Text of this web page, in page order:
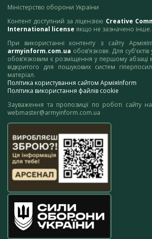
Міністерство оборони України
Контент доступний за ліцензією Creative
International license якщо не зазначено інше.
При використанні контенту з сайту
armyinform.com.ua обов’язкове. Для
обов’язковим є розміщення у першому абзаці
відкритого для пошукових систем
матеріал.
Політика користування сайтом АрміяInform
Політика використання файлів cookie
Зауваження та пропозиції по роботі сайту
webmaster@armyinform.com.ua